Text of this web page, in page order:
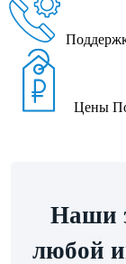
Цены
Наши
любой